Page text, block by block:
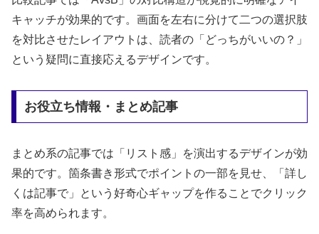
キャッチが効果的です。画面を左右に分けて二つの選択肢
を対比させたレイアウトは、読者の「どっちがいいの？」
という疑問に直接応えるデザインです。
お役立ち情報・まとめ記事
まとめ系の記事では「リスト感」を演出するデザインが効
果的です。箇条書き形式でポイントの一部を見せ、「詳し
くは記事で」という好奇心ギャップを作ることでクリック
率を高められます。